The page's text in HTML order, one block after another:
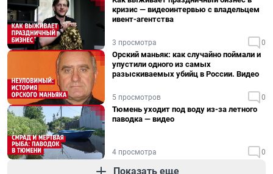
кризис — видеоинтервью с владельцем
ивент-агентства
3 просмотра 0
Орский маньяк: как случайно поймали и
упустили одного из самых
разыскиваемых убийц в России. Видео
5 просмотров 0
Тюмень уходит под воду из-за летного
паводка — видео
4 просмотра 0
Показать еще